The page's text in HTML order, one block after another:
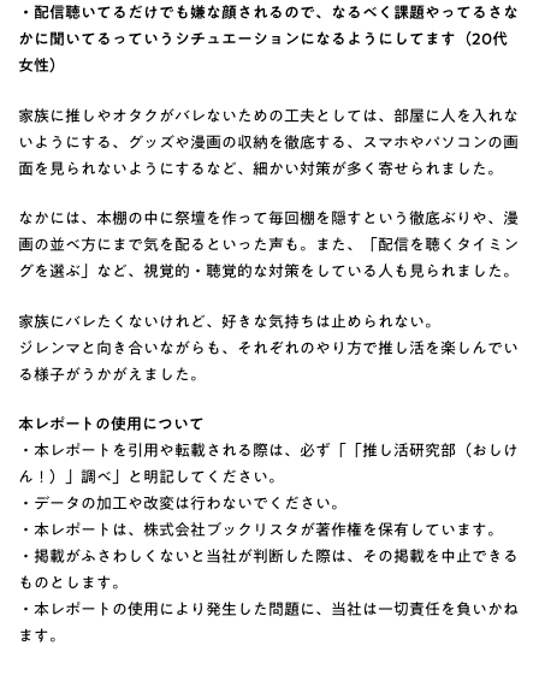
・配信聴いてるだけでも嫌な顔されるので、なるべく課題やってるさな
かに聞いてるっていうシチュエーションになるようにしてます（20代
女性）
家族に推しやオタクがバレないための工夫としては、部屋に人を入れな
いようにする、グッズや漫画の収納を徹底する、スマホやパソコンの画
面を見られないようにするなど、細かい対策が多く寄せられました。
なかには、本棚の中に祭壇を作って毎回棚を隠すという徹底ぶりや、漫
画の並べ方にまで気を配るといった声も。また、「配信を聴くタイミン
グを選ぶ」など、視覚的・聴覚的な対策をしている人も見られました。
家族にバレたくないけれど、好きな気持ちは止められない。
ジレンマと向き合いながらも、それぞれのやり方で推し活を楽しんでい
る様子がうかがえました。
本レポートの使用について
・本レポートを引用や転載される際は、必ず「「推し活研究部（おしけ
ん！）」調べ」と明記してください。
・データの加工や改変は行わないでください。
・本レポートは、株式会社ブックリスタが著作権を保有しています。
・掲載がふさわしくないと当社が判断した際は、その掲載を中止できる
ものとします。
・本レポートの使用により発生した問題に、当社は一切責任を負いかね
ます。